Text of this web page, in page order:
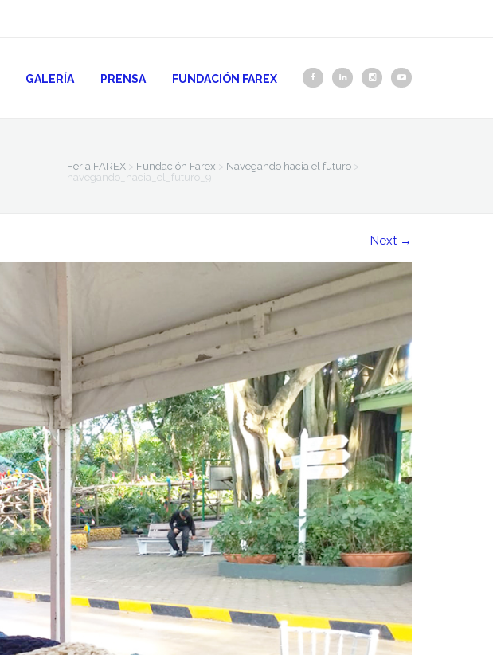
GALERÍA PRENSA FUNDACIÓN FAREX
Feria FAREX> Fundación Farex > Navegando hacia el futuro>
navegando_hacia_el_futuro_9
Next →